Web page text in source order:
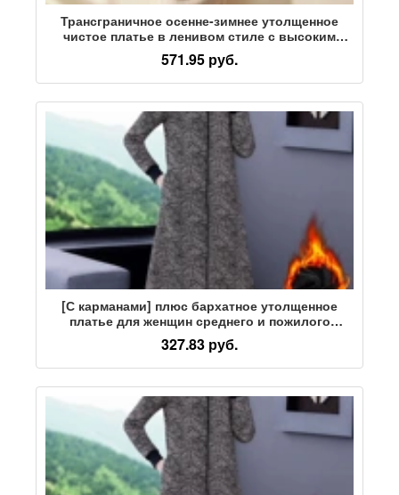
Трансграничное осенне-зимнее утолщенное
чистое платье в ленивом стиле с высоким
отворотом, женское вязаное свободное платье
средней длины с рукавом реглан, юбка-свитер
571.95 руб.
[С карманами] плюс бархатное утолщенное
платье для женщин среднего и пожилого
возраста осенью и зимой, новая корейская
версия теплой нижней юбки большого размера
327.83 руб.